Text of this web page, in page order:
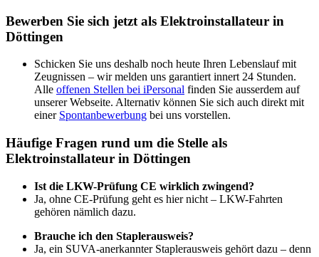
Bewerben Sie sich jetzt als Elektroinstallateur in
Döttingen
Schicken Sie uns deshalb noch heute Ihren Lebenslauf mit
Zeugnissen – wir melden uns garantiert innert 24 Stunden.
Alle offenen Stellen bei iPersonal finden Sie ausserdem auf
unserer Webseite. Alternativ können Sie sich auch direkt mit
einer Spontanbewerbung bei uns vorstellen.
Häufige Fragen rund um die Stelle als
Elektroinstallateur in Döttingen
Ist die LKW-Prüfung CE wirklich zwingend?
Ja, ohne CE-Prüfung geht es hier nicht – LKW-Fahrten
gehören nämlich dazu.
Brauche ich den Staplerausweis?
Ja, ein SUVA-anerkannter Staplerausweis gehört dazu – denn